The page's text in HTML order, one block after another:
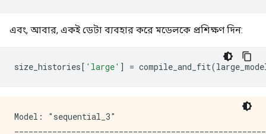
এবং, আবার, একই ডেটা ব্যবহার করে মডেলকে প্রশিক্ষণ দিন:
size_histories [ 'large' ] = compile_and_fit(
Model: "sequential_3"